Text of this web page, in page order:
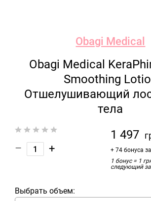
Obagi Medical
Obagi Medical
Smoothing
Отшелушивающий
тела
– +
1 497
+ 74 бонуса
1 бонус = 1
следующий
Выбрать объем: